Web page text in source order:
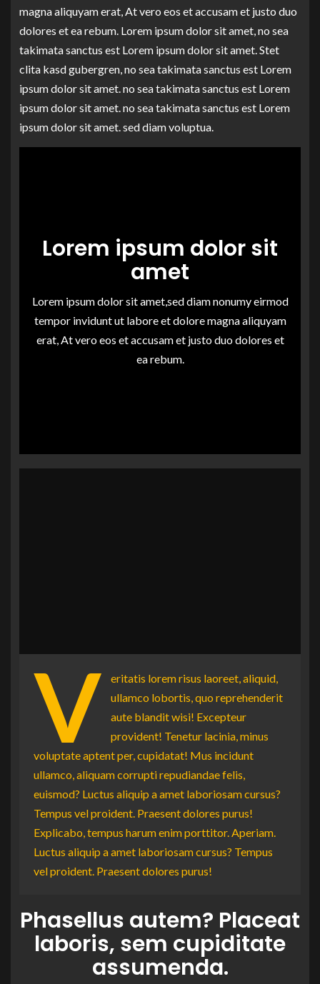
magna aliquyam erat, At vero eos et accusam et justo duo
dolores et ea rebum. Lorem ipsum dolor sit amet, no sea
takimata sanctus est Lorem ipsum dolor sit amet. Stet
clita kasd gubergren, no sea takimata sanctus est Lorem
ipsum dolor sit amet. no sea takimata sanctus est Lorem
ipsum dolor sit amet. no sea takimata sanctus est Lorem
ipsum dolor sit amet. sed diam voluptua.
Lorem ipsum dolor sit
amet
Lorem ipsum dolor sit amet,sed diam nonumy eirmod
tempor invidunt ut labore et dolore magna aliquyam
erat, At vero eos et accusam et justo duo dolores et
ea rebum.
V
eritatis lorem risus laoreet, aliquid,
ullamco lobortis, quo reprehenderit
aute blandit wisi! Excepteur
provident! Tenetur lacinia, minus
voluptate aptent per, cupidatat! Mus incidunt
ullamco, aliquam corrupti repudiandae felis,
euismod? Luctus aliquip a amet laboriosam cursus?
Tempus vel proident. Praesent dolores purus!
Explicabo, tempus harum enim porttitor. Aperiam.
Luctus aliquip a amet laboriosam cursus? Tempus
vel proident. Praesent dolores purus!
Phasellus autem? Placeat
laboris, sem cupiditate
assumenda.